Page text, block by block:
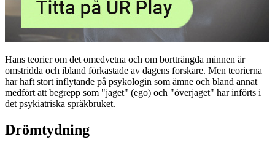
Hans teorier om det omedvetna och om bortträngda minnen är
omstridda och ibland förkastade av dagens forskare. Men teorierna
har haft stort inflytande på psykologin som ämne och bland annat
medfört att begrepp som "jaget" (ego) och "överjaget" har införts i
det psykiatriska språkbruket.
Drömtydning